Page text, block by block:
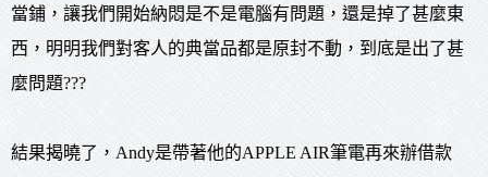
當鋪，讓我們開始納悶是不是電腦有問題，還是掉了甚麼東
西，明明我們對客人的典當品都是原封不動，到底是出了甚
麼問題???
結果揭曉了，Andy是帶著他的APPLE AIR筆電再來辦借款